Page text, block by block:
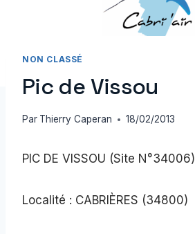
NON CLASSÉ
Pic de Vissou
Par Thierry Caperan 18/02/2013
PIC DE VISSOU (Site N°34006)
Localité : CABRIÈRES (34800)